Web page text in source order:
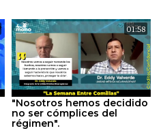
01:58
"Nosotros hemos decidido
no ser cómplices del
régimen".